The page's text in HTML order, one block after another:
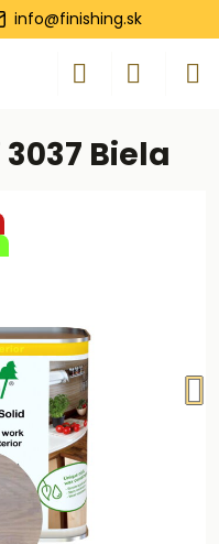
info@finishing.sk
Biela